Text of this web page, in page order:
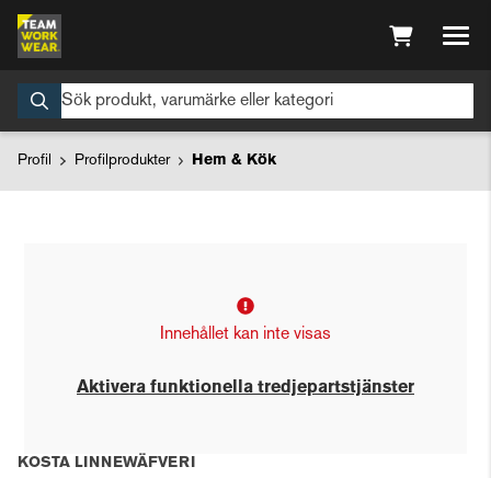
Profil Profilprodukter Hem & Kök
Innehållet kan inte visas
Aktivera funktionella tredjepartstjänster
KOSTA LINNEWÄFVERI